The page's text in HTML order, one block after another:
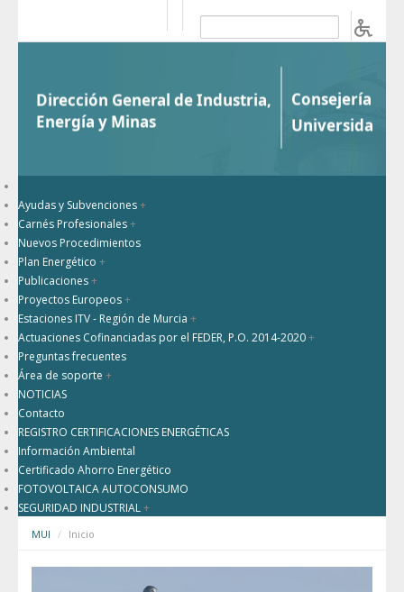
Ayudas y Subvenciones+
Carnés Profesionales+
Nuevos Procedimientos
Plan Energético +
Publicaciones+
Proyectos Europeos+
Estaciones ITV - Región de Murcia +
Actuaciones Cofinanciadas por el FEDER, P.O. 2014-2020+
Preguntas frecuentes
Área de soporte +
NOTICIAS
Contacto
REGISTRO CERTIFICACIONES ENERGÉTICAS
Información Ambiental
Certificado Ahorro Energético
FOTOVOLTAICA AUTOCONSUMO
SEGURIDAD INDUSTRIAL+
MUI Inicio